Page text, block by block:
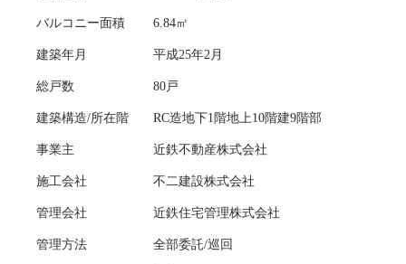
バルコニー面積 6.84㎡
建築年月 平成25年2月
総戸数 80戸
建築構造/所在階 RC造地下1階地上10階建9階部
事業主 近鉄不動産株式会社
施工会社 不二建設株式会社
管理会社 近鉄住宅管理株式会社
管理方法 全部委託/巡回